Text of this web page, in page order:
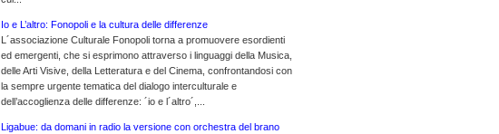
Io e L’altro: Fonopoli e la cultura delle differenze
L´associazione Culturale Fonopoli torna a promuovere esordienti
ed emergenti, che si esprimono attraverso i linguaggi della Musica,
delle Arti Visive, della Letteratura e del Cinema, confrontandosi con
la sempre urgente tematica del dialogo interculturale e
dell’accoglienza delle differenze: ´io e l´altro´,...
Ligabue: da domani in radio la versione con orchestra del brano